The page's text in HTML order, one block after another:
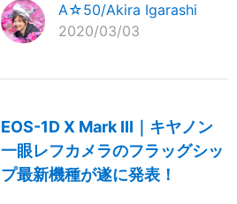
A☆50/Akira Igarashi
2020/03/03
EOS-1D X Mark III｜キヤノン
一眼レフカメラのフラッグシッ
プ最新機種が遂に発表！